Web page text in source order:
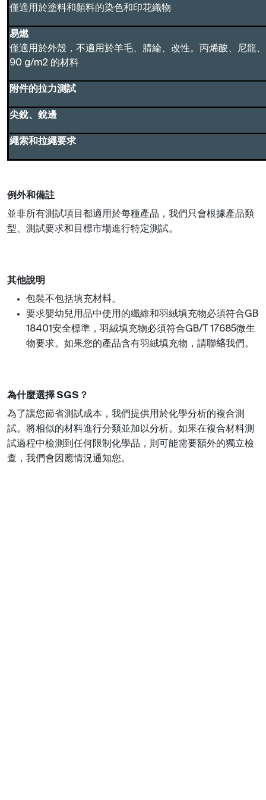
僅適用於塗料和顏料的染色和印花織物
易燃
僅適用於外殼，不適用於羊毛、腈綸、改性。丙烯酸、尼龍
90 g/m2 的材料
附件的拉力測試
尖銳、銳邊
繩索和拉繩要求
例外和備註
並非所有測試項目都適用於每種產品，我們只會根據產品類
型、測試要求和目標市場進行特定測試。
其他說明
包裝不包括填充材料。
要求嬰幼兒用品中使用的纖維和羽絨填充物必須符合GB
18401安全標準，羽絨填充物必須符合GB/T 17685微生
物要求。如果您的產品含有羽絨填充物，請聯絡我們。
為什麼選擇 SGS？
為了讓您節省測試成本，我們提供用於化學分析的複合測
試。將相似的材料進行分類並加以分析。如果在複合材料測
試過程中檢測到任何限制化學品，則可能需要額外的獨立檢
查，我們會因應情況通知您。